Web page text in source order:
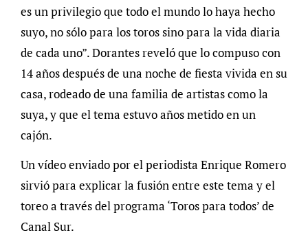
es un privilegio que todo el mundo lo haya hecho
suyo, no sólo para los toros sino para la vida diaria
de cada uno”. Dorantes reveló que lo compuso con
14 años después de una noche de fiesta vivida en su
casa, rodeado de una familia de artistas como la
suya, y que el tema estuvo años metido en un
cajón.
Un vídeo enviado por el periodista Enrique Romero
sirvió para explicar la fusión entre este tema y el
toreo a través del programa ‘Toros para todos’ de
Canal Sur.